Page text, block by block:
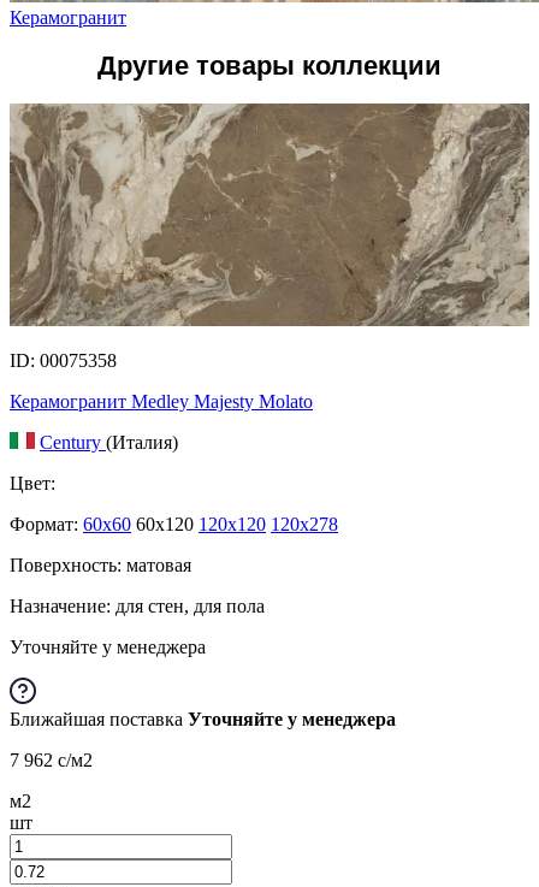
Керамогранит
Другие товары коллекции
ID: 00075358
Керамогранит Medley Majesty Molato
Century (Италия)
Цвет:
Формат: 60x60 60x120 120x120 120x278
Поверхность: матовая
Назначение: для стен, для пола
Уточняйте у менеджера
Ближайшая поставка Уточняйте у менеджера
7 962 c/м2
м2
шт